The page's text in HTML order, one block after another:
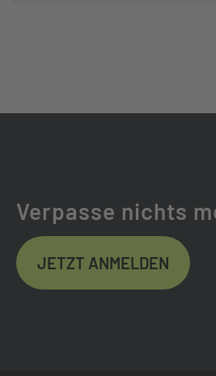
Verpasse nichts
JETZT ANMELDEN